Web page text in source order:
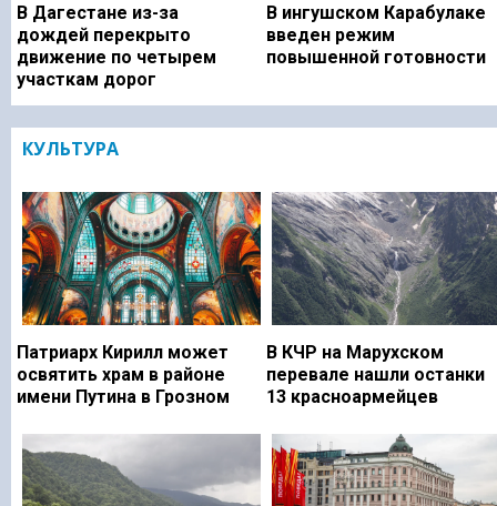
В Дагестане из-за
дождей перекрыто
движение по четырем
участкам дорог
В ингушском Карабулаке
введен режим
повышенной готовности
КУЛЬТУРА
Патриарх Кирилл может
освятить храм в районе
имени Путина в Грозном
В КЧР на Марухском
перевале нашли останки
13 красноармейцев